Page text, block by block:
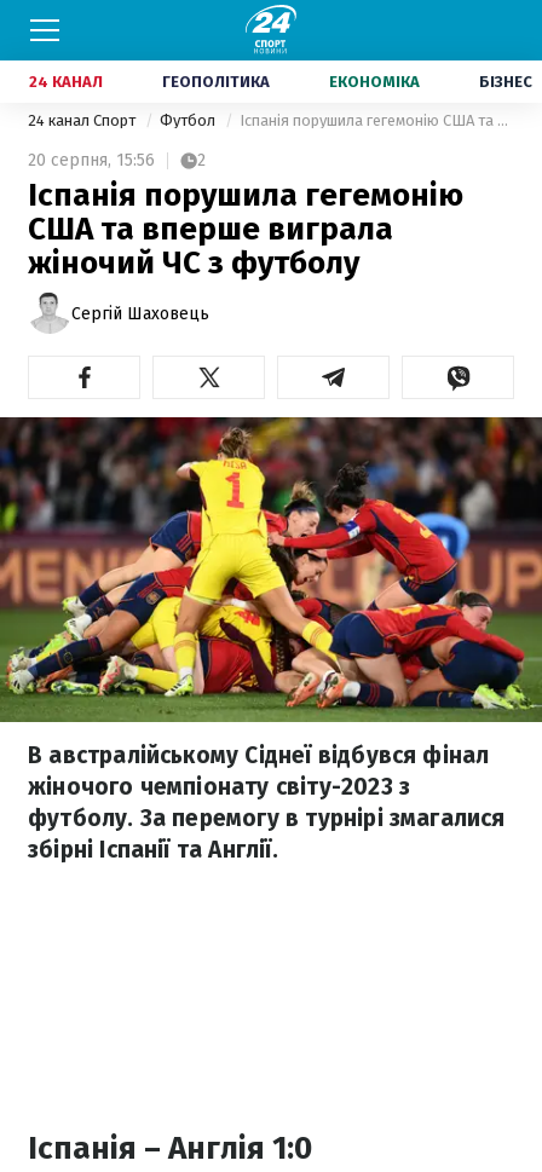
24 КАНАЛ ГЕОПОЛІТИКА ЕКОНОМІКА БІЗНЕС
24 канал Спорт Футбол Іспанія порушила гегемонію США та вперше виграла жіночий ЧС з футболу
20 серпня, 15:56 2
Іспанія порушила гегемонію
США та вперше виграла
жіночий ЧС з футболу
Сергій Шаховець
В австралійському Сіднеї відбувся фінал
жіночого чемпіонату світу-2023 з
футболу. За перемогу в турнірі змагалися
збірні Іспанії та Англії.
Іспанія – Англія 1:0